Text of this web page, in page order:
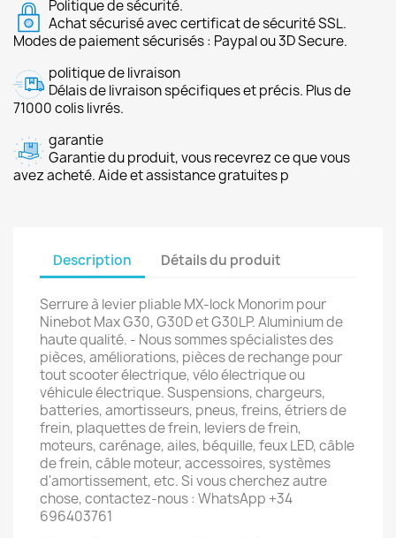
Politique de sécurité.
Achat sécurisé avec certificat de sécurité SSL.
Modes de paiement sécurisés : Paypal ou 3D Secure.
politique de livraison
Délais de livraison spécifiques et précis. Plus de
71000 colis livrés.
garantie
Garantie du produit, vous recevrez ce que vous
avez acheté. Aide et assistance gratuites p
Description Détails du produit
Serrure à levier pliable MX-lock Monorim pour
Ninebot Max G30, G30D et G30LP. Aluminium de
haute qualité. - Nous sommes spécialistes des
pièces, améliorations, pièces de rechange pour
tout scooter électrique, vélo électrique ou
véhicule électrique. Suspensions, chargeurs,
batteries, amortisseurs, pneus, freins, étriers de
frein, plaquettes de frein, leviers de frein,
moteurs, carénage, ailes, béquille, feux LED, câble
de frein, câble moteur, accessoires, systèmes
d'amortissement, etc. Si vous cherchez autre
chose, contactez-nous : WhatsApp +34
696403761